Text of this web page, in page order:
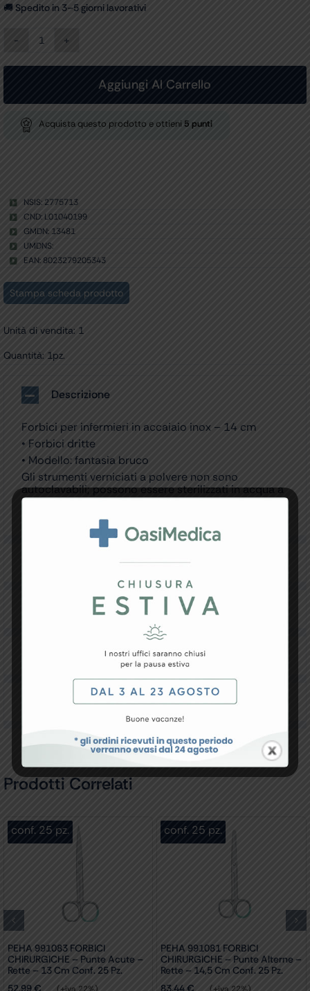
🚚 Spedito in 3–5 giorni lavorativi
FORBICI
ACCIAIO
PUNTE
ALTERNE
quantità
Aggiungi Al Carrello
Acquista questo prodotto e ottieni 5 punti
NSIS: 2775713
CND: L01040199
GMDN: 13481
UMDNS:
EAN: 8023279205343
Stampa scheda prodotto
Unità di vendita: 1
Quantità: 1pz.
Descrizione
Forbici per infermieri in accaiaio inox – 14 cm
• Forbici dritte
• Modello: fantasia bruco
Gli strumenti verniciati a polvere non sono
autoclavabili; possono essere sterilizzati in acqua a
un massimo di 110°C. La stampa della fantasia sul
Specifiche Tecniche
Resi e Garanzia
Downloads
Recensioni
Prodotti Correlati
conf. 25 pz.
PEHA 991083 FORBICI
CHIRURGICHE – Punte Acute –
Rette – 13 Cm Conf. 25 Pz.
52,99€
conf. 25 pz.
PEHA 991081 FORBICI
CHIRURGICHE – Punte Alterne –
Rette – 14,5 Cm Conf. 25 Pz.
83,44€